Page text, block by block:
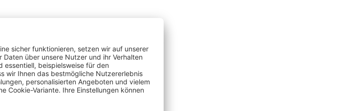
MODUL Büromöbelprogramm